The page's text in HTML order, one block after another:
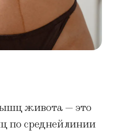
живота — это
по средней линии